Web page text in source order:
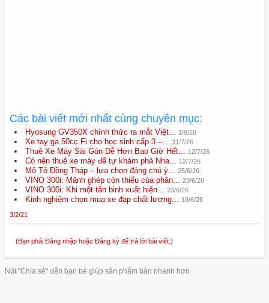
Các bài viết mới nhất cùng chuyên mục:
Hyosung GV350X chính thức ra mắt Việt... 1/8/26
Xe tay ga 50cc Fi cho học sinh cấp 3 –... 31/7/26
Thuê Xe Máy Sài Gòn Dễ Hơn Bao Giờ Hết... 12/7/26
Có nên thuê xe máy để tự khám phá Nha... 12/7/26
Mô Tô Đồng Tháp – lựa chọn đáng chú ý... 25/6/26
VINO 300i: Mảnh ghép còn thiếu của phân... 23/6/26
VINO 300i: Khi một tân binh xuất hiện... 23/6/26
Kinh nghiệm chọn mua xe đạp chất lượng... 18/6/26
3/2/21
(Bạn phải Đăng nhập hoặc Đăng ký để trả lời bài viết.)
Nút "Chia sẻ" đến bạn bè giúp sản phẩm bán nhanh hơn